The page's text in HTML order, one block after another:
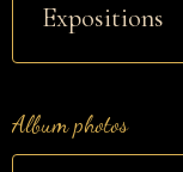
Expositions
Album photos